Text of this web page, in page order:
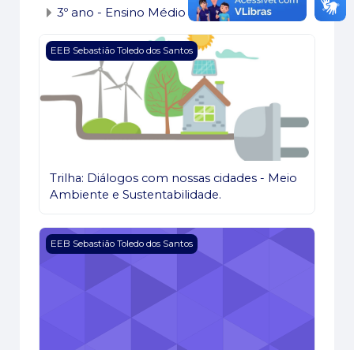
3º ano - Ensino Médio
Imagem do curso Trilha: Diálogos com nossas
EEB Sebastião Toledo dos Santos
Trilha: Diálogos com nossas cidades - Meio
Ambiente e Sustentabilidade.
Imagem do curso LABORATÓRIO DE CIÊNCIAS
EEB Sebastião Toledo dos Santos